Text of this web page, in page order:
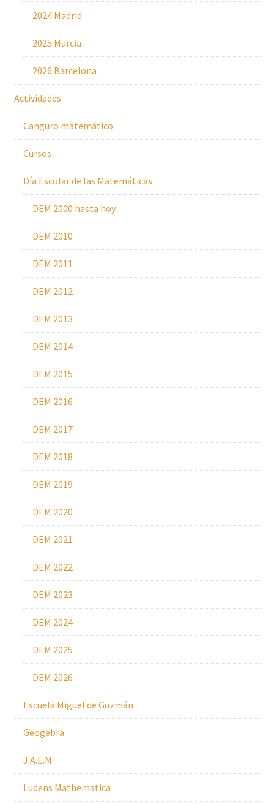
2024 Madrid
2025 Murcia
2026 Barcelona
Actividades
Canguro matemático
Cursos
Día Escolar de las Matemáticas
DEM 2000 hasta hoy
DEM 2010
DEM 2011
DEM 2012
DEM 2013
DEM 2014
DEM 2015
DEM 2016
DEM 2017
DEM 2018
DEM 2019
DEM 2020
DEM 2021
DEM 2022
DEM 2023
DEM 2024
DEM 2025
DEM 2026
Escuela Miguel de Guzmán
Geogebra
J.A.E.M.
Ludens Mathematica